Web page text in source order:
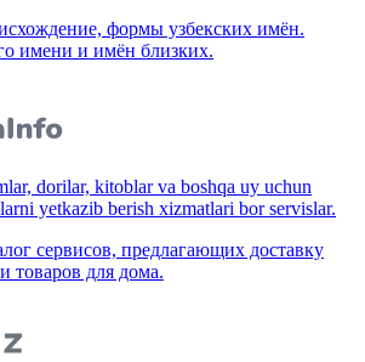
формы узбекских имён.
имени и имён близких.
dorilar, kitoblar va boshqa uy uchun
yetkazib berish xizmatlari bor servislar.
сервисов, предлагающих доставку
товаров для дома.